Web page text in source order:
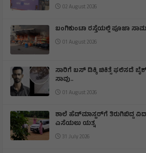
02 August 2026
ಬಂಗಿಕುಂಟಾ ರಸ್ತೆಯಲ್ಲಿ ಪೂಜಾ
01 August 2026
ಸಾರಿಗೆ ಬಸ್ ಡಿಕ್ಕಿ ಚಿಕಿತ್ಸೆ ಫಲಿಸದೆ
ಸಾವು..
01 August 2026
ಶಾಲೆ ಹೆಡ್‌ಮಾಸ್ಟರ್‌ಗೆ ತಿರುಗಿಬಿದ್ದ
ಎಸೆಯಲು ಯತ್ನ
31 July 2026